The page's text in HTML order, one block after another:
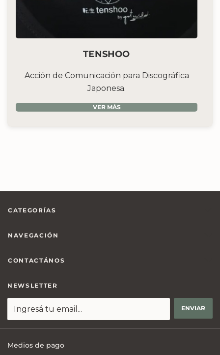
TENSHOO
Acción de Comunicación para Discográfica
Japonesa.
VER MÁS
CATEGORÍAS
NAVEGACIÓN
CONTACTÁNOS
NEWSLETTER
Medios de pago